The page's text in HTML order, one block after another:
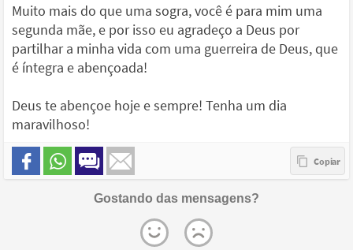
Muito mais do que uma sogra, você é para mim uma
segunda mãe, e por isso eu agradeço a Deus por
partilhar a minha vida com uma guerreira de Deus, que
é íntegra e abençoada!
Deus te abençoe hoje e sempre! Tenha um dia
maravilhoso!
Gostando das mensagens?